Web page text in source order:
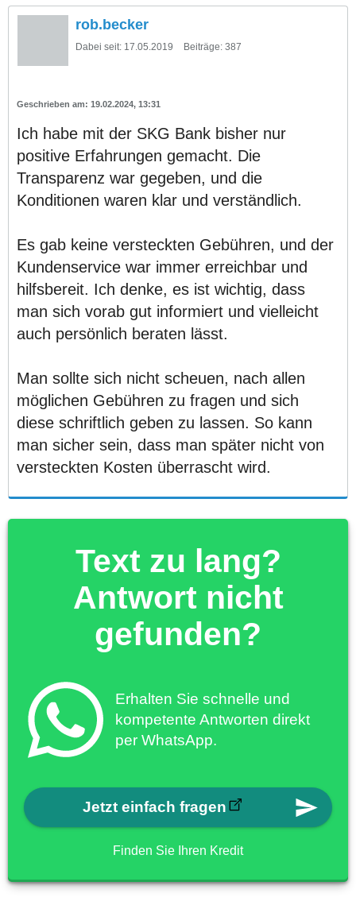
rob.becker
Dabei seit: 17.05.2019 Beiträge: 387
19.02.2024, 13:31
Ich habe mit der SKG Bank bisher nur
positive Erfahrungen gemacht. Die
Transparenz war gegeben, und die
Konditionen waren klar und verständlich.
Es gab keine versteckten Gebühren, und der
Kundenservice war immer erreichbar und
hilfsbereit. Ich denke, es ist wichtig, dass
man sich vorab gut informiert und vielleicht
auch persönlich beraten lässt.
Man sollte sich nicht scheuen, nach allen
möglichen Gebühren zu fragen und sich
diese schriftlich geben zu lassen. So kann
man sicher sein, dass man später nicht von
versteckten Kosten überrascht wird.
Text zu lang?
Antwort nicht
gefunden?
Erhalten Sie schnelle und
kompetente Antworten direkt
per WhatsApp.
Jetzt einfach fragen
Finden Sie Ihren Kredit